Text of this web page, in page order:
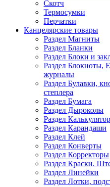
Скотч
Термосумки
Перчатки
Канцелярские товары
Раздел Магниты
Раздел Бланки
Раздел Блоки и
Раздел Блокноты,
журналы
Раздел Булавки,
степлера
Раздел Бумага
Раздел Дыроколы
Раздел
Раздел Карандаши
Раздел Клей
Раздел Конверты
Раздел Корректоры
Раздел Краски.
Раздел Линейки
Раздел Лотки,